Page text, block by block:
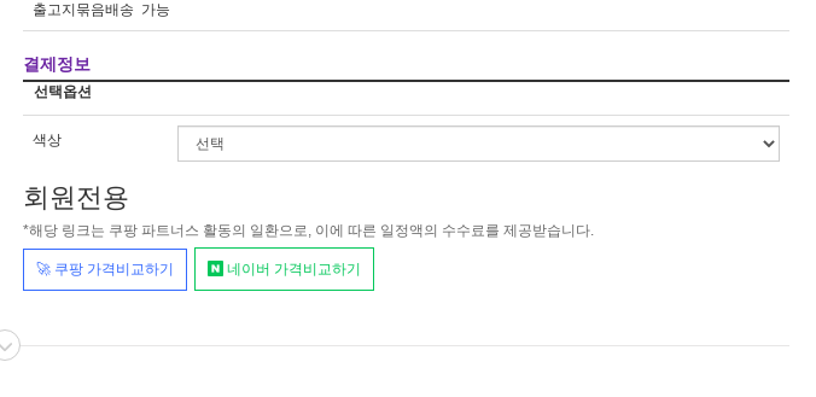
출고지묶음배송 가능
결제정보
선택옵션
색상
회원전용
*해당 링크는 쿠팡 파트너스 활동의 일환으로, 이에 따른 일정액의 수수료를 제공받습니다.
🚀 쿠팡 가격비교하기 네이버 가격비교하기